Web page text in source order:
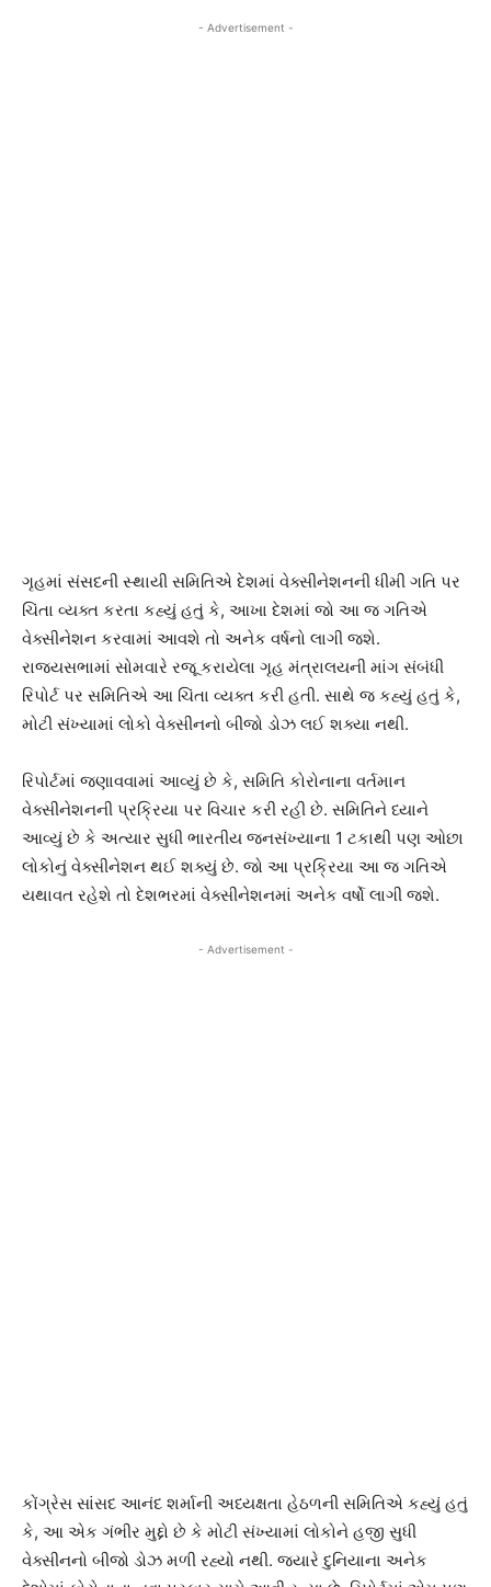
- Advertisement -
ગૃહમાં સંસદની સ્થાયી સમિતિએ દેશમાં વેક્સીનેશનની ધીમી ગતિ પર
ચિંતા વ્યક્ત કરતા કહ્યું હતું કે, આખા દેશમાં જો આ જ ગતિએ
વેક્સીનેશન કરવામાં આવશે તો અનેક વર્ષનો લાગી જશે.
રાજ્યસભામાં સોમવારે રજૂ કરાયેલા ગૃહ મંત્રાલયની માંગ સંબંધી
રિપોર્ટ પર સમિતિએ આ ચિંતા વ્યક્ત કરી હતી. સાથે જ કહ્યું હતું કે,
મોટી સંખ્યામાં લોકો વેક્સીનનો બીજો ડોઝ લઈ શક્યા નથી.
રિપોર્ટમાં જણાવવામાં આવ્યું છે કે, સમિતિ કોરોનાના વર્તમાન
વેક્સીનેશનની પ્રક્રિયા પર વિચાર કરી રહી છે. સમિતિને ધ્યાને
આવ્યું છે કે અત્યાર સુધી ભારતીય જનસંખ્યાના 1 ટકાથી પણ ઓછા
લોકોનું વેક્સીનેશન થઈ શક્યું છે. જો આ પ્રક્રિયા આ જ ગતિએ
યથાવત રહેશે તો દેશભરમાં વેક્સીનેશનમાં અનેક વર્ષો લાગી જશે.
- Advertisement -
કોંગ્રેસ સાંસદ આનંદ શર્માની અધ્યક્ષતા હેઠળની સમિતિએ કહ્યું હતું
કે, આ એક ગંભીર મુદ્દો છે કે મોટી સંખ્યામાં લોકોને હજી સુધી
વેક્સીનનો બીજો ડોઝ મળી રહ્યો નથી. જ્યારે દુનિયાના અનેક